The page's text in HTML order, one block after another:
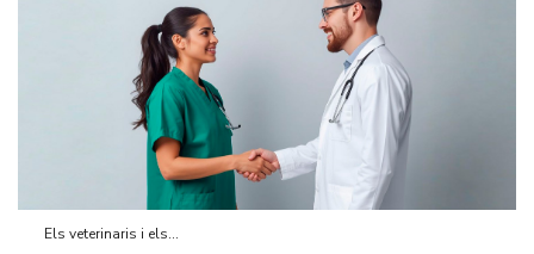
Els veterinaris i els...